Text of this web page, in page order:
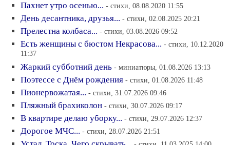
Пахнет утро осенью... - стихи, 08.08.2020 11:55
День десантника, друзья... - стихи, 02.08.2025 20:21
Прелестна колбаса... - стихи, 03.08.2026 09:52
Есть женщины с бюстом Некрасова... - стихи, 10.12.2020
11:37
Жаркий субботний день - миниатюры, 01.08.2026 13:13
Поэтессе с Днём рождения - стихи, 01.08.2026 11:48
Пионервожатая... - стихи, 31.07.2026 09:46
Пляжный брахиколон - стихи, 30.07.2026 09:17
В квартире делаю уборку... - стихи, 29.07.2026 12:37
Дорогое МЧС... - стихи, 28.07.2026 21:51